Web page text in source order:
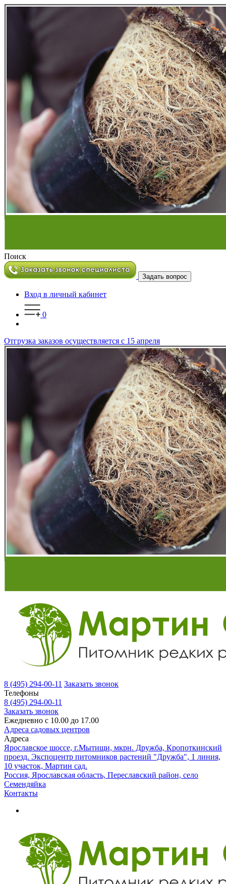
Поиск
Задать вопрос
Вход в личный кабинет
0
Отгрузка заказов осуществляется с 15 апреля
8 (495) 294-00-11 Заказать звонок
Телефоны
8 (495) 294-00-11
Заказать звонок
Ежедневно с 10.00 до 17.00
Адреса садовых центров
Адреса
Ярославское шоссе, г.Мытищи, мкрн. Дружба, Кропоткинский
проезд. Экспоцентр питомников растений "Дружба", 1 линия,
10 участок, Мартин сад.
Россия, Ярославская область, Переславский район, село
Семендяйка
Контакты